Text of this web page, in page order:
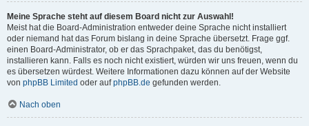
Meine Sprache steht auf diesem Board nicht zur Auswahl!
Meist hat die Board-Administration entweder deine Sprache nicht installiert
oder niemand hat das Forum bislang in deine Sprache übersetzt. Frage ggf.
einen Board-Administrator, ob er das Sprachpaket, das du benötigst,
installieren kann. Falls es noch nicht existiert, würden wir uns freuen, wenn du
es übersetzen würdest. Weitere Informationen dazu können auf der Website
von phpBB Limited oder aufphpBB.de gefunden werden.
Nach oben